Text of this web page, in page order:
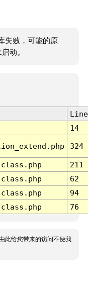
失败，可能的原
动。
Line
14
324
211
62
94
76
此给您带来的访问不便我